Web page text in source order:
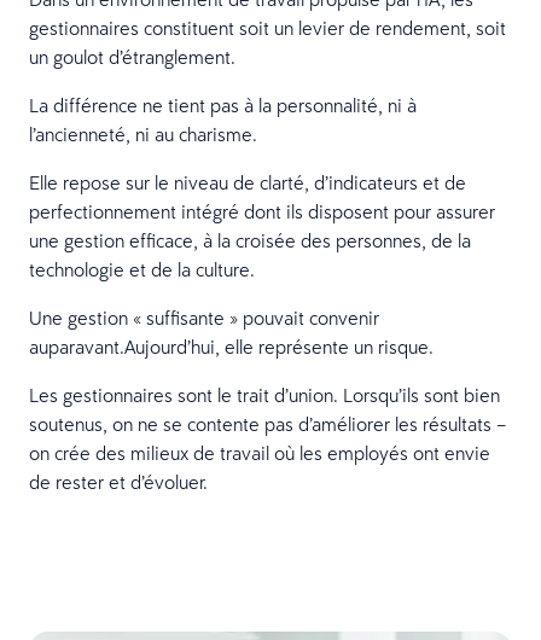
gestionnaires constituent soit un levier de rendement, soit
un goulot d’étranglement.
La différence ne tient pas à la personnalité, ni à
l’ancienneté, ni au charisme.
Elle repose sur le niveau de clarté, d’indicateurs et de
perfectionnement intégré dont ils disposent pour assurer
une gestion efficace, à la croisée des personnes, de la
technologie et de la culture.
Une gestion « suffisante » pouvait convenir
auparavant.Aujourd’hui, elle représente un risque.
Les gestionnaires sont le trait d’union. Lorsqu’ils sont bien
soutenus, on ne se contente pas d’améliorer les résultats –
on crée des milieux de travail où les employés ont envie
de rester et d’évoluer.